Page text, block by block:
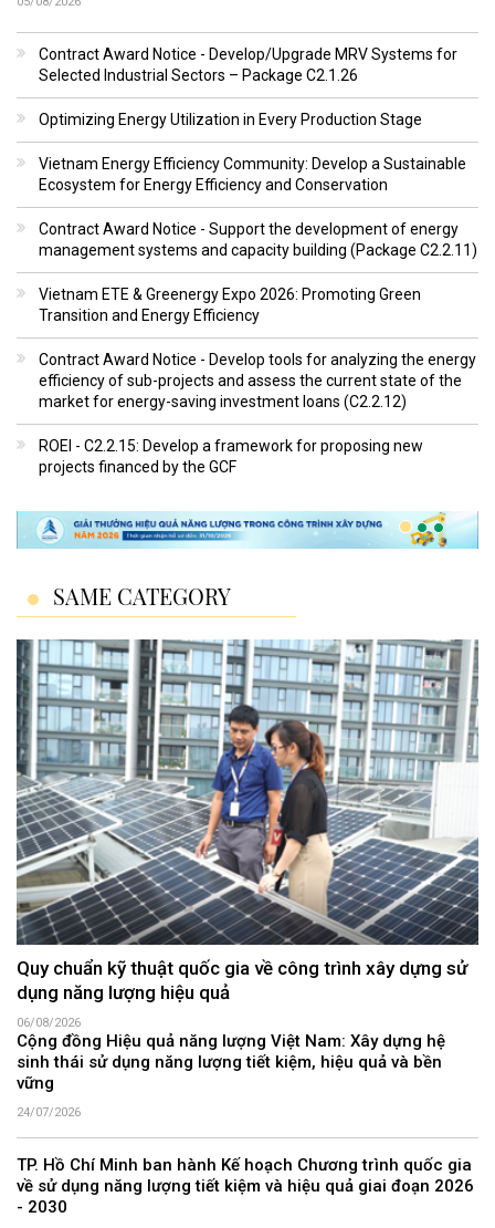
Contract Award Notice - Develop/Upgrade MRV Systems for
Selected Industrial Sectors – Package C2.1.26
Optimizing Energy Utilization in Every Production Stage
Vietnam Energy Efficiency Community: Develop a Sustainable
Ecosystem for Energy Efficiency and Conservation
Contract Award Notice - Support the development of energy
management systems and capacity building (Package C2.2.11)
Vietnam ETE & Greenergy Expo 2026: Promoting Green
Transition and Energy Efficiency
Contract Award Notice - Develop tools for analyzing the energy
efficiency of sub-projects and assess the current state of the
market for energy-saving investment loans (C2.2.12)
ROEI - C2.2.15: Develop a framework for proposing new
projects financed by the GCF
SAME CATEGORY
Quy chuẩn kỹ thuật quốc gia về công trình xây dựng sử
dụng năng lượng hiệu quả
06/08/2026
Cộng đồng Hiệu quả năng lượng Việt Nam: Xây dựng hệ
sinh thái sử dụng năng lượng tiết kiệm, hiệu quả và bền
vững
24/07/2026
TP. Hồ Chí Minh ban hành Kế hoạch Chương trình quốc gia
về sử dụng năng lượng tiết kiệm và hiệu quả giai đoạn 2026
- 2030